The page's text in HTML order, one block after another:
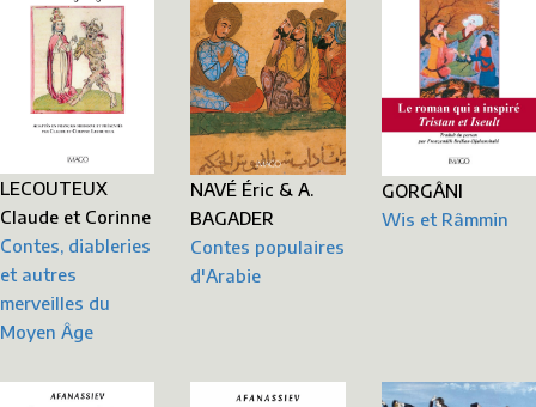
LECOUTEUX
Claude et Corinne
Contes, diableries
et autres
merveilles du
Moyen Âge
NAVÉ Éric & A.
BAGADER
Contes populaires
d'Arabie
GORGÂNI
Wis et Râmmin